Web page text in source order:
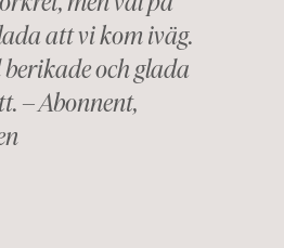
att vi kom iväg.
och glada
– Abonnent,